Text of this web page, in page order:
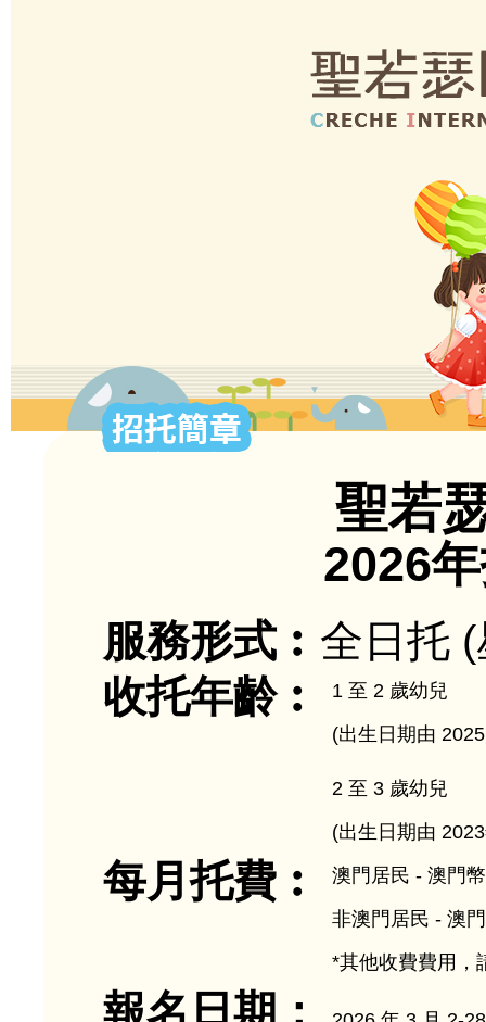
聖若
2026
服務形式︰ 全日托
收托年齡︰
1 至 2 歲幼兒
(出生日期由
2 至 3 歲幼兒
(出生日期由
每月托費︰
澳門居民 - 澳門
非澳門居民 - 澳
*其他收費費用，
報名日期：